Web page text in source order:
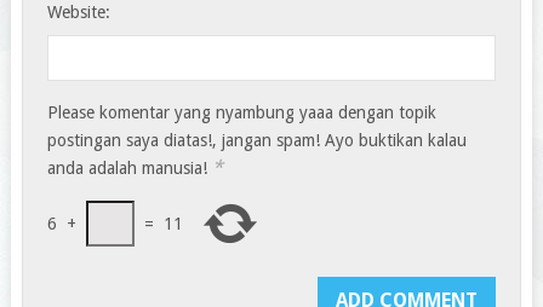
Website:
Please komentar yang nyambung yaaa dengan topik
postingan saya diatas!, jangan spam! Ayo buktikan kalau
anda adalah manusia! *
6 + = 11